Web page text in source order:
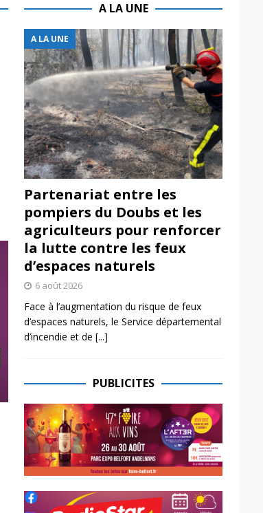
A LA UNE
A LA UNE
Partenariat entre les
pompiers du Doubs et les
agriculteurs pour renforcer
la lutte contre les feux
d’espaces naturels
6 août 2026
Face à l’augmentation du risque de feux
d’espaces naturels, le Service départemental
d’incendie et de [...]
PUBLICITES